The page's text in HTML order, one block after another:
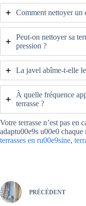
Comment nettoyer un
Peut-on nettoyer sa
pression ?
La javel abîme-t-elle
À quelle fréquence
terrasse ?
Votre terrasse n’est pas en
adaptu00e9s u00e0 chaque
terrasses en ru00e9sine,
PRÉCÉDENT